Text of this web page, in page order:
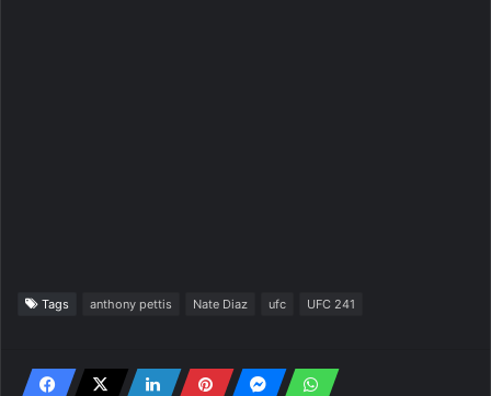
Tags anthony pettis Nate Diaz ufc UFC 241